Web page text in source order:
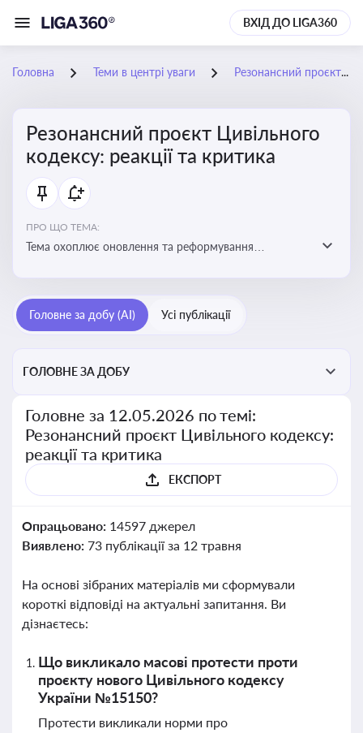
ВХІД ДО LIGA360
Головна Теми в центрі уваги Резонансний проєкт Цивільного кодексу: реакції та критика
Резонансний проєкт Цивільного
кодексу: реакції та критика
ПРО ЩО ТЕМА:
Тема охоплює оновлення та реформування
договірних відносин та правового статусу учасників
цивільних правовідносин
Головне за добу (AI) Усі публікації
ГОЛОВНЕ ЗА ДОБУ
Головне за 12.05.2026 по темі:
Резонансний проєкт Цивільного кодексу:
реакції та критика
ЕКСПОРТ
Опрацьовано: 14597 джерел
Виявлено: 73 публікації за 12 травня
На основі зібраних матеріалів ми сформували
короткі відповіді на актуальні запитання. Ви
дізнаєтесь:
Що викликало масові протести проти
проєкту нового Цивільного кодексу
України №15150?
Протести викликали норми про